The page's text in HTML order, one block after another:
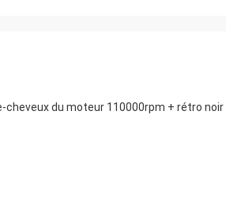
du moteur 110000rpm + rétro